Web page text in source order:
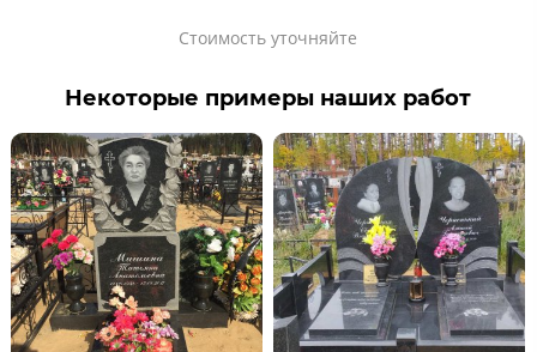
Стоимость уточняйте
Некоторые примеры наших работ